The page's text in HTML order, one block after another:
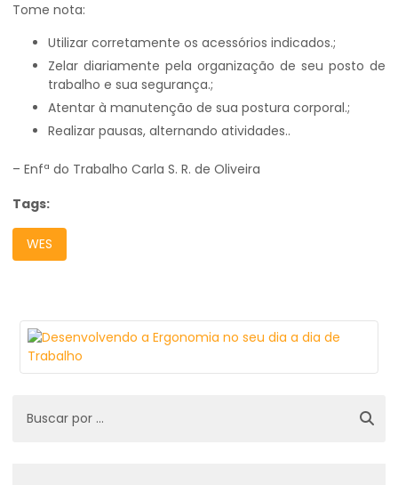
Tome nota:
Utilizar corretamente os acessórios indicados.;
Zelar diariamente pela organização de seu posto de
trabalho e sua segurança.;
Atentar à manutenção de sua postura corporal.;
Realizar pausas, alternando atividades..
– Enfª do Trabalho Carla S. R. de Oliveira
Tags:
WES